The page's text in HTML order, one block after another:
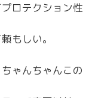
ロテクション性
もしい。
ゃんちゃんこの